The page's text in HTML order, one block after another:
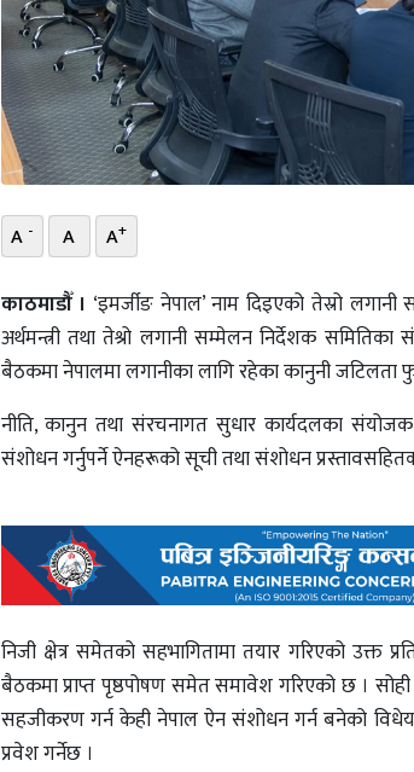
A - A A+
काठमाडौँ । ‘इमर्जीङ नेपाल’ नाम दिइएको तेस्रो
अर्थमन्त्री तथा तेश्रो लगानी सम्मेलन निर्देशक
बैठकमा नेपालमा लगानीका लागि रहेका कानुनी जटिलता
नीति, कानुन तथा संरचनागत सुधार कार्यदलका संयोजक
संशोधन गर्नुपर्ने ऐनहरूको सूची तथा संशोधन
निजी क्षेत्र समेतको सहभागितामा तयार गरिएको उक्त
बैठकमा प्राप्त पृष्ठपोषण समेत समावेश गरिएको छ । सोही
सहजीकरण गर्न केही नेपाल ऐन संशोधन गर्न बनेको
प्रवेश गर्नेछ ।